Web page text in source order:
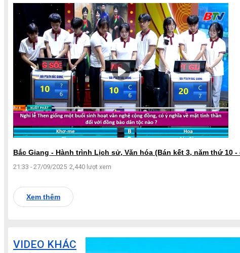
Bắc Giang - Hành trình Lịch sử, Văn hóa (Bán kết 3, năm thứ 10
21:33 - 27/09/2025 2,440 lượt xem
Xem thêm
VIDEO KHÁC